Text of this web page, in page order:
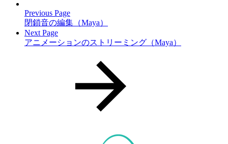
Previous Page
閉鎖音の編集（Maya）
Next Page
アニメーションのストリーミング（Maya）